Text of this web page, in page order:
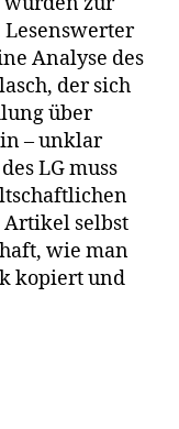
Analyse des
der sich
über
– unklar
LG muss
Artikel selbst
wie man
kopiert und